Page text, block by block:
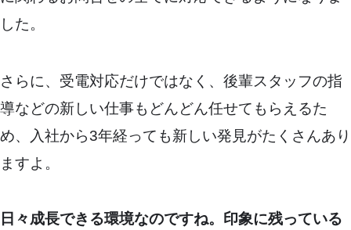
した。
さらに、受電対応だけではなく、後輩スタッフの指
導などの新しい仕事もどんどん任せてもらえるた
め、入社から3年経っても新しい発見がたくさんあり
ますよ。
日々成長できる環境なのですね。印象に残っている